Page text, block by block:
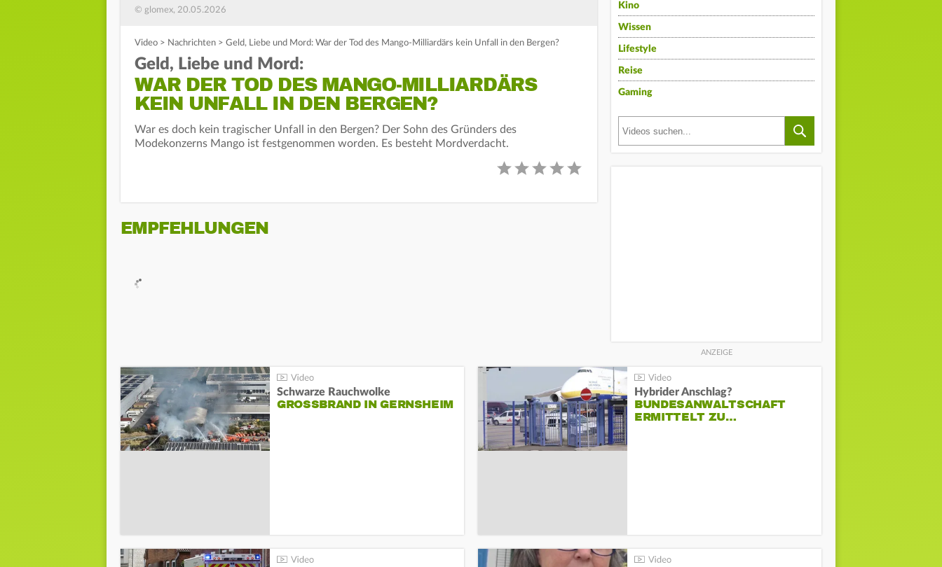
© glomex, 20.05.2026
Video > Nachrichten > Geld, Liebe und Mord: War der Tod des Mango-Milliardärs kein Unfall in den Bergen?
Geld, Liebe und Mord:
WAR DER TOD DES MANGO-MILLIARDÄRS
KEIN UNFALL IN DEN BERGEN?
War es doch kein tragischer Unfall in den Bergen? Der Sohn des Gründers des
Modekonzerns Mango ist festgenommen worden. Es besteht Mordverdacht.
EMPFEHLUNGEN
Kino
Wissen
Lifestyle
Reise
Gaming
Schwarze Rauchwolke
GROSSBRAND IN GERNSHEIM
Hybrider Anschlag?
BUNDESANWALTSCHAFT
ERMITTELT ZU…